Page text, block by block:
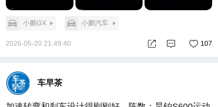
时现金减免10,000元等至高价值超36,000元配置/权
益，至高价值23,500元老用户复购权益；
扣5000元购车款。
小鹏GX 小鹏汽车
2026-05-20 21:49:40 107
车早茶